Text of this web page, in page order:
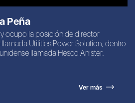
Peña
ocupo la posición de director
Utilities Power Solution, dentro
llamada Hesco Anister.
Ver más